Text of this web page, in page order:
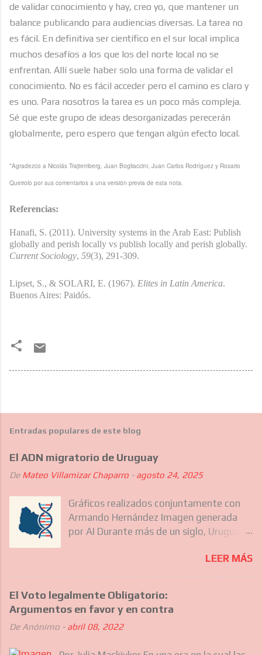
de validar conocimiento y hay, creo yo, que mantener un
balance publicando para audiencias diversas. La tarea no
es fácil. En definitiva ser científico en el sur local implica
muchos desafíos a los que los del norte local no se
enfrentan. Allí suele haber solo una forma de validar el
conocimiento. No es fácil acceder pero el camino es claro y
es uno. Para nosotros la tarea es un poco más compleja.
Sé que este grupo de ideas desorganizadas perecerán
globalmente, pero espero que tengan algún efecto local.
*Agradezco a Nicolás Trajtemberg, Juan Bogliaccini, Juan Carlos Rodríguez y Rosario
Queirolo por sus comentarios a una versión previa de esta nota.
Referencias:
Hanafi, S. (2011). University systems in the Arab East: Publish
globally and perish locally vs publish locally and perish globally.
Current Sociology, 59(3), 291-309.
Lipset, S., & SOLARI, E. (1967). Elites in Latin America.
Buenos Aires: Paidós.
Entradas populares de este blog
El ADN migratorio de Uruguay
De Mateo Villamizar Chaparro - agosto 24, 2025
Gráficos realizados conjuntamente con
Armando Hernández Imagen generada
por AI Durante más de un siglo, Uruguay
migratorias que no solo incluyeron a los
europeos que forjaron gran parte de su
recientemente, a comunidades del
Caribe, Asia y otras regiones de América
Latina. Estas migraciones sucesivas han
LEER MÁS
El Voto legalmente Obligatorio:
Argumentos en favor y en contra
De Anónimo - abril 08, 2022